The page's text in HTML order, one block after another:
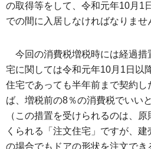
の取得等をして、令和元年10月1
での間に入居しなければなりませ
今回の消費税増税時には経過
宅に関しては令和元年10月1日以
住宅であっても半年前まで契約
ば、増税前の8％の消費税でいい
（この措置を受けられるのは、
くられる「注文住宅」ですが、
の場合でもドアの形状を注文で